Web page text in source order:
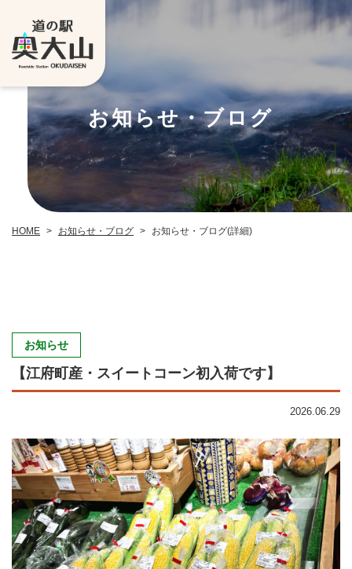
お知らせ・ブログ
HOME > お知らせ・ブログ > お知らせ・ブログ(詳細)
お知らせ
【江府町産・スイートコーン初入荷です】
2026.06.29